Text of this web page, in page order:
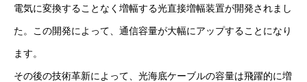
電気に変換することなく増幅する光直接増幅装置が開発されまし
た。この開発によって、通信容量が大幅にアップすることになり
ます。
その後の技術革新によって、光海底ケーブルの容量は飛躍的に増